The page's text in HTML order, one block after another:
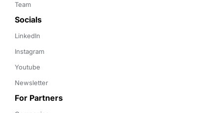
Team
Socials
LinkedIn
Instagram
Youtube
Newsletter
For Partners